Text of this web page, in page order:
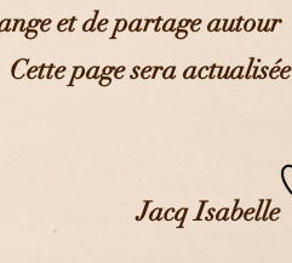
et de partage autour
page sera actualisée
Jacq Isabelle